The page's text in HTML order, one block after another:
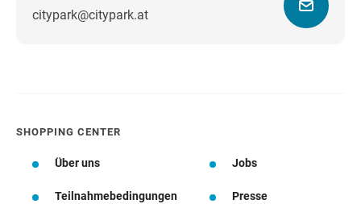
citypark@citypark.atWegbeschreibung
SHOPPING CENTER
Über uns Jobs
Teilnahmebedingungen Presse